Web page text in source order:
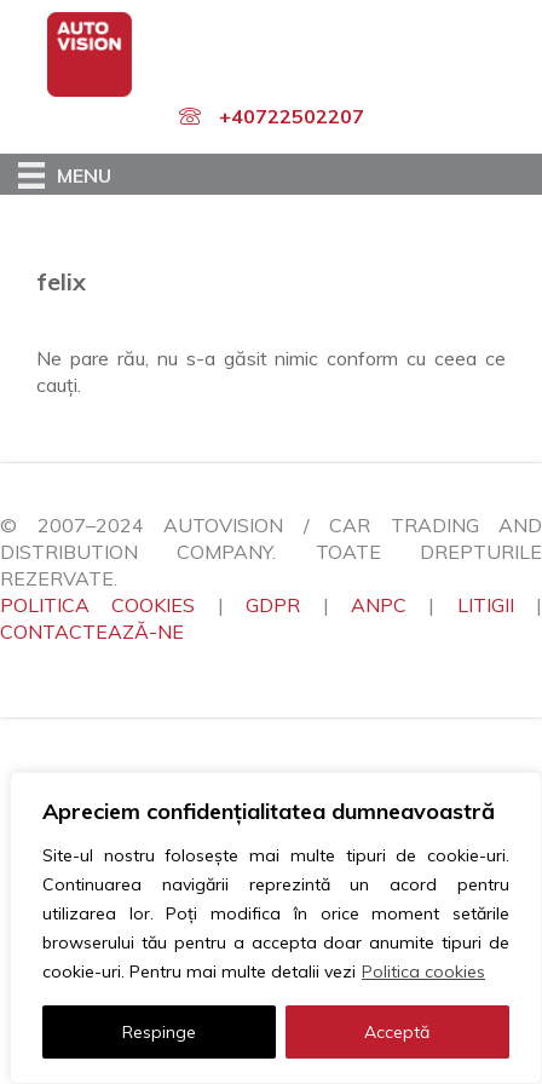
Apreciem confidențialitatea dumneavoastră
Site-ul nostru folosește mai multe tipuri de cookie-uri.
Continuarea navigării reprezintă un acord pentru
utilizarea lor. Poți modifica în orice moment setările
browserului tău pentru a accepta doar anumite tipuri de
cookie-uri. Pentru mai multe detalii vezi Politica cookies
Respinge Acceptă
content
+40722502207
MENU
felix
Ne pare rău, nu s-a găsit nimic conform cu ceea ce
cauți.
© 2007–2024 AUTOVISION / CAR TRADING AND
DISTRIBUTION COMPANY. TOATE DREPTURILE
REZERVATE.
POLITICA COOKIES |GDPR | ANPC | LITIGII |
CONTACTEAZĂ-NE